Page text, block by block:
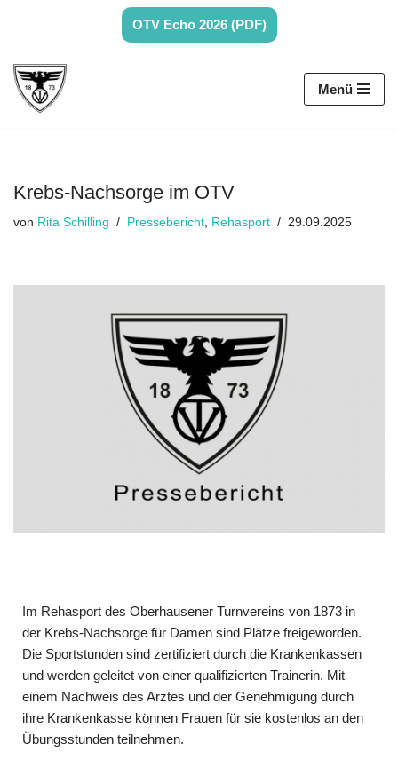
Inhalt
springen
OTV Echo 2026 (PDF)
Menü
Krebs-Nachsorge im OTV
von Rita Schilling Pressebericht, Rehasport 29.09.2025
Im Rehasport des Oberhausener Turnvereins von 1873 in
der Krebs-Nachsorge für Damen sind Plätze freigeworden.
Die Sportstunden sind zertifiziert durch die Krankenkassen
und werden geleitet von einer qualifizierten Trainerin. Mit
einem Nachweis des Arztes und der Genehmigung durch
ihre Krankenkasse können Frauen für sie kostenlos an den
Übungsstunden teilnehmen.